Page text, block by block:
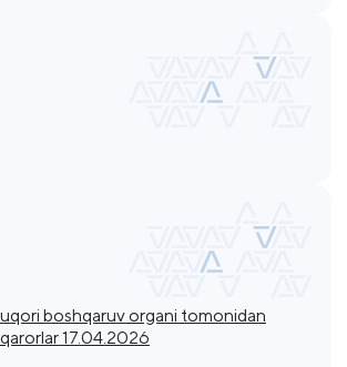
boshqaruv organi tomonidan
17.04.2026